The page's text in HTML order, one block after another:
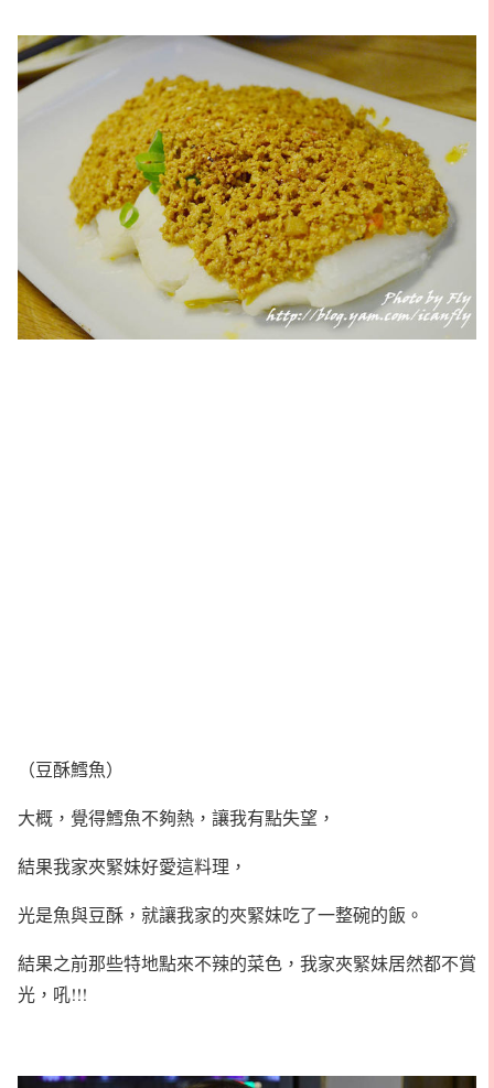
（豆酥鱈魚）
大概，覺得鱈魚不夠熱，讓我有點失望，
結果我家夾緊妹好愛這料理，
光是魚與豆酥，就讓我家的夾緊妹吃了一整碗的飯。
結果之前那些特地點來不辣的菜色，我家夾緊妹居然都不賞
光，吼!!!